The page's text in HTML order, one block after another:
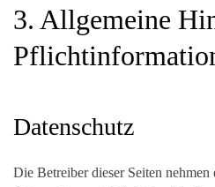
3. Allgemeine
Datenschutz
Die Betreiber dieser Seiten